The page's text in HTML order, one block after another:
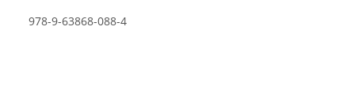
978-9-63868-088-4